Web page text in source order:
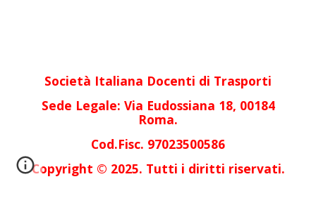
Società Italiana Docenti di Trasporti
Sede Legale: Via Eudossiana 18, 00184
Roma.
Cod.Fisc. 97023500586
Copyright © 2025. Tutti i diritti riservati.